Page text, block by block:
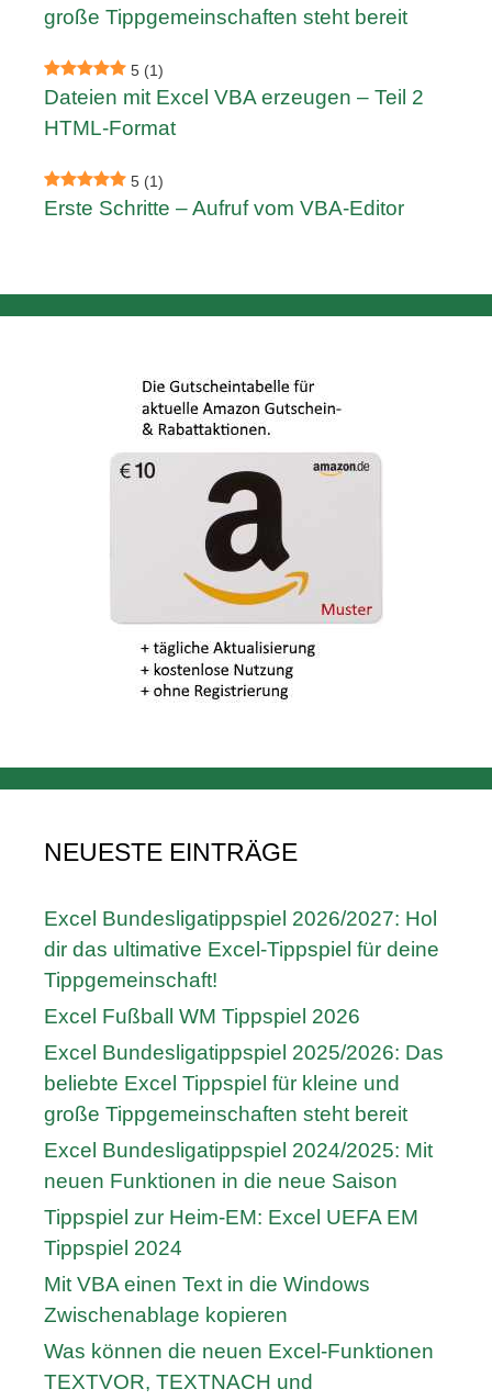
große Tippgemeinschaften steht bereit
5 (1)
Dateien mit Excel VBA erzeugen – Teil 2
HTML-Format
5 (1)
Erste Schritte – Aufruf vom VBA-Editor
NEUESTE EINTRÄGE
Excel Bundesligatippspiel 2026/2027: Hol
dir das ultimative Excel-Tippspiel für deine
Tippgemeinschaft!
Excel Fußball WM Tippspiel 2026
Excel Bundesligatippspiel 2025/2026: Das
beliebte Excel Tippspiel für kleine und
große Tippgemeinschaften steht bereit
Excel Bundesligatippspiel 2024/2025: Mit
neuen Funktionen in die neue Saison
Tippspiel zur Heim-EM: Excel UEFA EM
Tippspiel 2024
Mit VBA einen Text in die Windows
Zwischenablage kopieren
Was können die neuen Excel-Funktionen
TEXTVOR, TEXTNACH und